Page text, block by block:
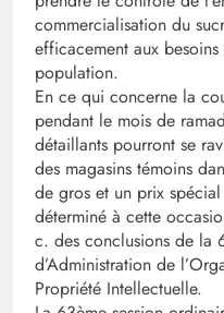
commercialisation du
efficacement aux
population.
En ce qui concerne la
pendant le mois de
détaillants pourront se
des magasins témoins
de gros et un prix
déterminé à cette
c. des conclusions de la
d’Administration de
Propriété Intellectuelle.